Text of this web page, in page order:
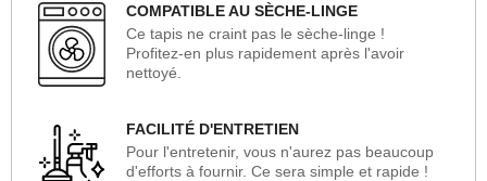
COMPATIBLE AU SÈCHE-LINGE
Ce tapis ne craint pas le sèche-linge !
Profitez-en plus rapidement après l'avoir
nettoyé.
FACILITÉ D'ENTRETIEN
Pour l'entretenir, vous n'aurez pas beaucoup
d'efforts à fournir. Ce sera simple et rapide !